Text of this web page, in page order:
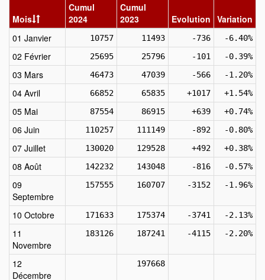
Mois
Cumul
2024
Cumul
2023
Evolution Variation
01 Janvier
10757 11493 -736 -6.40%
02 Février 25695 25796 -101 -0.39%
03 Mars 46473 47039 -566 -1.20%
04 Avril 66852 65835 +1017 +1.54%
05 Mai 87554 86915 +639 +0.74%
06 Juin 110257 111149 -892 -0.80%
07 Juillet 130020 129528 +492 +0.38%
08 Août 142232 143048 -816 -0.57%
09
Septembre
157555 160707 -3152 -1.96%
10 Octobre 171633 175374 -3741 -2.13%
11
Novembre
183126 187241 -4115 -2.20%
12
Décembre
197668